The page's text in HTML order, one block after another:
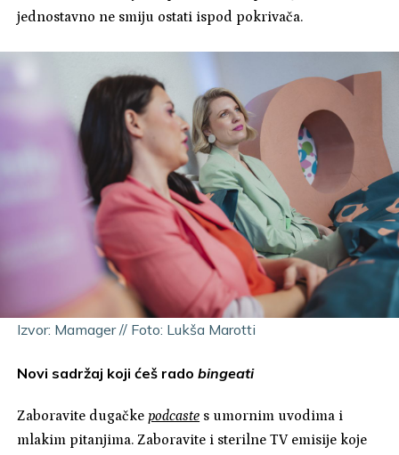
jednostavno ne smiju ostati ispod pokrivača.
Izvor: Mamager // Foto: Lukša Marotti
Novi sadržaj koji ćeš radobingeati
Zaboravite dugačke podcaste s umornim uvodima i
mlakim pitanjima. Zaboravite i sterilne TV emisije koje